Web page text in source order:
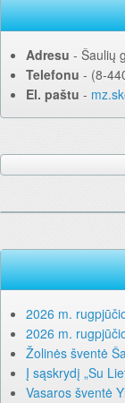
Adresu ‐ Šaulių
Telefonu ‐ (8-
El. paštu ‐
2026 m.
2026 m.
Žolinės šventė
Į sąskrydį „Su
Vasaros šventė